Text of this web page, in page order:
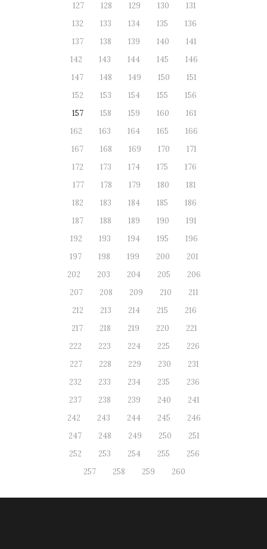
127
128 129 130
131
132
133 134 135
136
137
138 139 140
141
142
143 144 145
146
147
148 149 150
151
152
153 154 155
156
157
158 159 160
161
162
163 164 165
166
167
168 169 170
171
172
173 174 175
176
177
178 179 180
181
182
183 184 185
186
187
188 189 190
191
192
193 194 195
196
197
198 199 200
201
202
203 204 205
206
207
208 209 210
211
212
213 214 215
216
217
218 219 220
221
222
223 224 225
226
227
228 229 230
231
232
233 234 235
236
237
238 239 240
241
242
243 244 245
246
247
248 249 250
251
252
253 254 255
256
257
258 259 260